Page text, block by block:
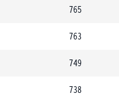
765
763
749
738